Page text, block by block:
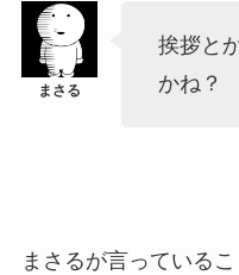
挨拶と
かね？
まさるが言っている